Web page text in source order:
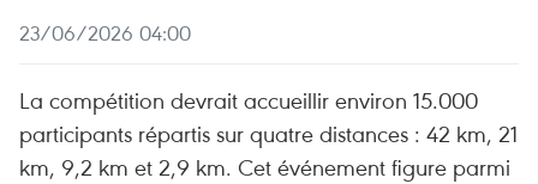
23/06/2026 04:00
La compétition devrait accueillir environ 15.000
participants répartis sur quatre distances : 42 km, 21
km, 9,2 km et 2,9 km. Cet événement figure parmi